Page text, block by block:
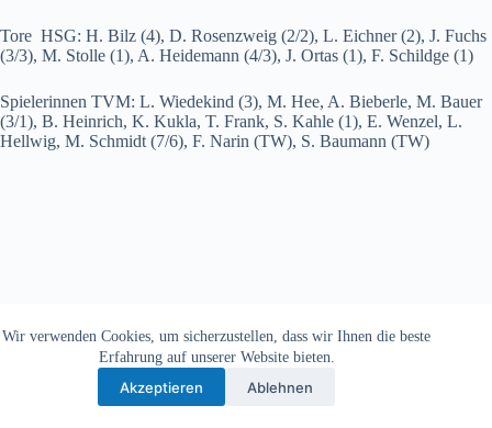
Wir verwenden Cookies, um sicherzustellen, dass wir Ihnen die beste
Erfahrung auf unserer Website bieten.
Akzeptieren Ablehnen
Tore HSG: H. Bilz (4), D. Rosenzweig (2/2), L. Eichner (2), J. Fuchs
(3/3), M. Stolle (1), A. Heidemann (4/3), J. Ortas (1), F. Schildge (1)
Spielerinnen TVM: L. Wiedekind (3), M. Hee, A. Bieberle, M. Bauer
(3/1), B. Heinrich, K. Kukla, T. Frank, S. Kahle (1), E. Wenzel, L.
Hellwig, M. Schmidt (7/6), F. Narin (TW), S. Baumann (TW)
Copyright © 2026 - TV Michelbach 1901 e.V.